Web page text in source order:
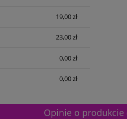
19,00 zł
23,00 zł
0,00 zł
0,00 zł
Opinie o produkcie